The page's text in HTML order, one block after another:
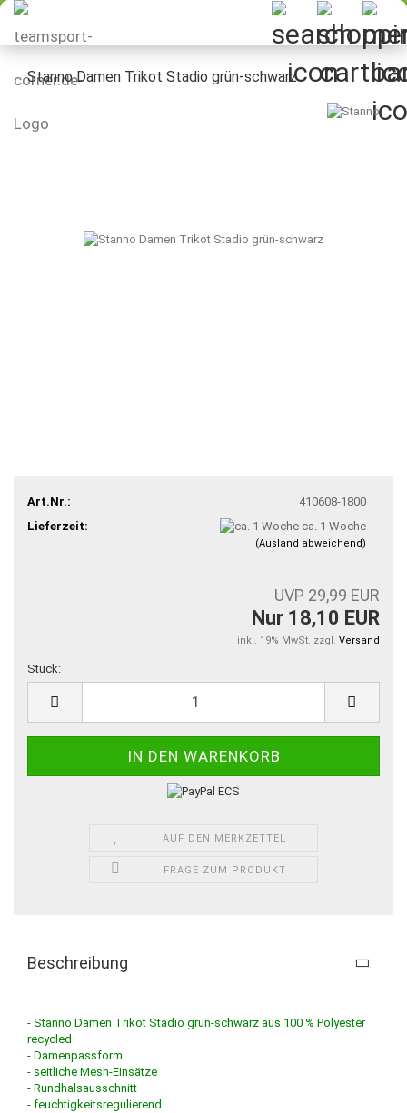
Stanno Damen Trikot Stadio grün-schwarz
Art.Nr.:
410608-1800
Lieferzeit:
ca. 1 Woche
(Ausland abweichend)
UVP 29,99 EUR
Nur 18,10 EUR
inkl. 19% MwSt. zzgl. Versand
Stück:
AUF DEN MERKZETTEL
FRAGE ZUM PRODUKT
Beschreibung
- Stanno Damen Trikot Stadio grün-schwarz aus 100 % Polyester
recycled
- Damenpassform
- seitliche Mesh-Einsätze
- Rundhalsausschnitt
- feuchtigkeitsregulierend